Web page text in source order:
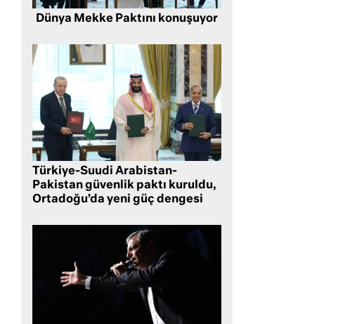
Dünya Mekke Paktını konuşuyor
Türkiye-Suudi Arabistan-
Pakistan güvenlik paktı kuruldu,
Ortadoğu’da yeni güç dengesi